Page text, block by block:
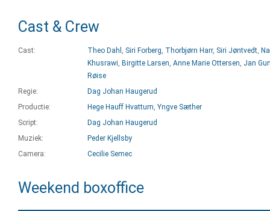
Cast & Crew
Cast: Theo Dahl , Siri Forberg, Thorbjørn Harr, Siri Jøntvedt,
Khusrawi, Birgitte Larsen, Anne Marie Ottersen, Jan
Røise
Regie:
Dag Johan Haugerud
Productie:
Hege Hauff Hvattum, Yngve Sæther
Script:
Dag Johan Haugerud
Muziek:
Peder Kjellsby
Camera:
Cecilie Semec
Weekend boxoffice